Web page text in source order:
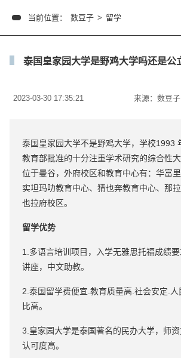
当前位置： 数豆子 > 留学
泰国皇家园大学是野鸡大学吗还是公
2023-03-30 17:35:21 来源： 数豆子
泰国皇家园大学不是野鸡大学，学校1993
教育部批准的十分注重学术研究的综合性
位于曼谷，外府校区和教育中心有：华富
实坦玛叻教育中心、猜也奔教育中心、那拉
也拉府校区。
留学优势
1.多语言培训项目，入学无雅思托福成绩
讲座，中文助教。
2.泰国留学费便宜.教育质量高.社会安定.
比高。
3.皇家园大学是泰国著名的民办大学，师
认可度高。